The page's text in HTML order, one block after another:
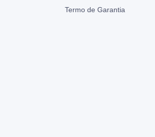
Termo de Garantia